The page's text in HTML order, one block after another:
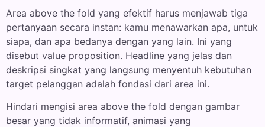
Area above the fold yang efektif harus menjawab tiga
pertanyaan secara instan: kamu menawarkan apa, untuk
siapa, dan apa bedanya dengan yang lain. Ini yang
disebut value proposition. Headline yang jelas dan
deskripsi singkat yang langsung menyentuh kebutuhan
target pelanggan adalah fondasi dari area ini.
Hindari mengisi area above the fold dengan gambar
besar yang tidak informatif, animasi yang